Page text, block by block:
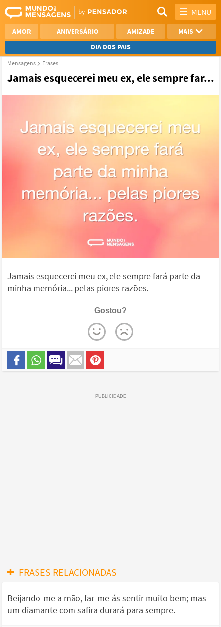
MENU
AMOR ANIVERSÁRIO AMIZADE
MAIS
DIA DOS PAIS
AGRADECIMENTO
Mensagens Frases
Jamais esquecerei meu ex, ele sempre far...
Jamais esquecerei meu ex, ele sempre fará parte da
minha memória... pelas piores razões.
Gostou?
FRASES RELACIONADAS
Beijando-me a mão, far-me-ás sentir muito bem; mas
um diamante com safira durará para sempre.